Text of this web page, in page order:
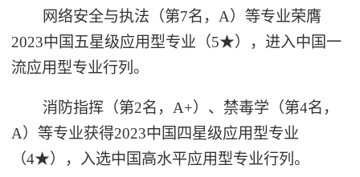
网络安全与执法（第7名，A）等专业荣膺
2023中国五星级应用型专业（5★），进入中国一
流应用型专业行列。
消防指挥（第2名，A+）、禁毒学（第4名，
A）等专业获得2023中国四星级应用型专业
（4★），入选中国高水平应用型专业行列。